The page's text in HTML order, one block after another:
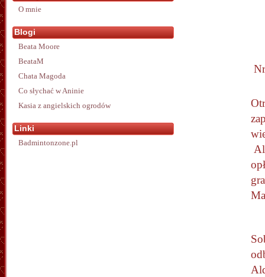
O mnie
Blogi
Beata Moore
BeataM
Chata Magoda
Co słychać w Aninie
Kasia z angielskich ogrodów
Linki
Badmintonzone.pl